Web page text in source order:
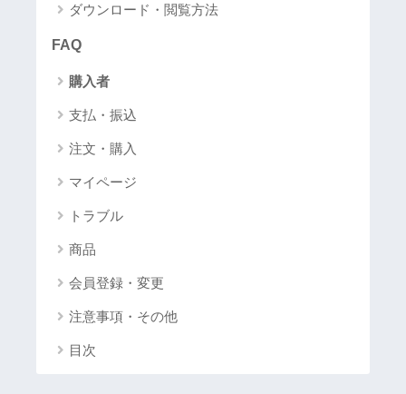
ダウンロード・閲覧方法
FAQ
購入者
支払・振込
注文・購入
マイページ
トラブル
商品
会員登録・変更
注意事項・その他
目次